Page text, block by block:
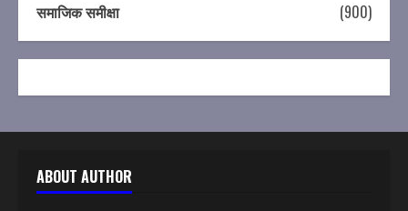
समाजिक समीक्षा
(900)
ABOUT AUTHOR